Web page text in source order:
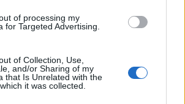
of processing my
for Targeted Advertising.
of Collection, Use,
and/or Sharing of my
that Is Unrelated with the
it was collected.
«Συγνώμη λάθος, θα
αποζημιώσουμε»: Τι λέει ο
γραφεία που νόμιζε ότι είναι της
«Βιολάντα»
02/02/2026